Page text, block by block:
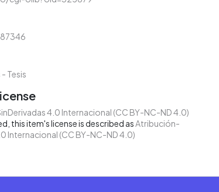
Tesis
this item's license is described asAtribución-
Internacional (CC BY-NC-ND 4.0)